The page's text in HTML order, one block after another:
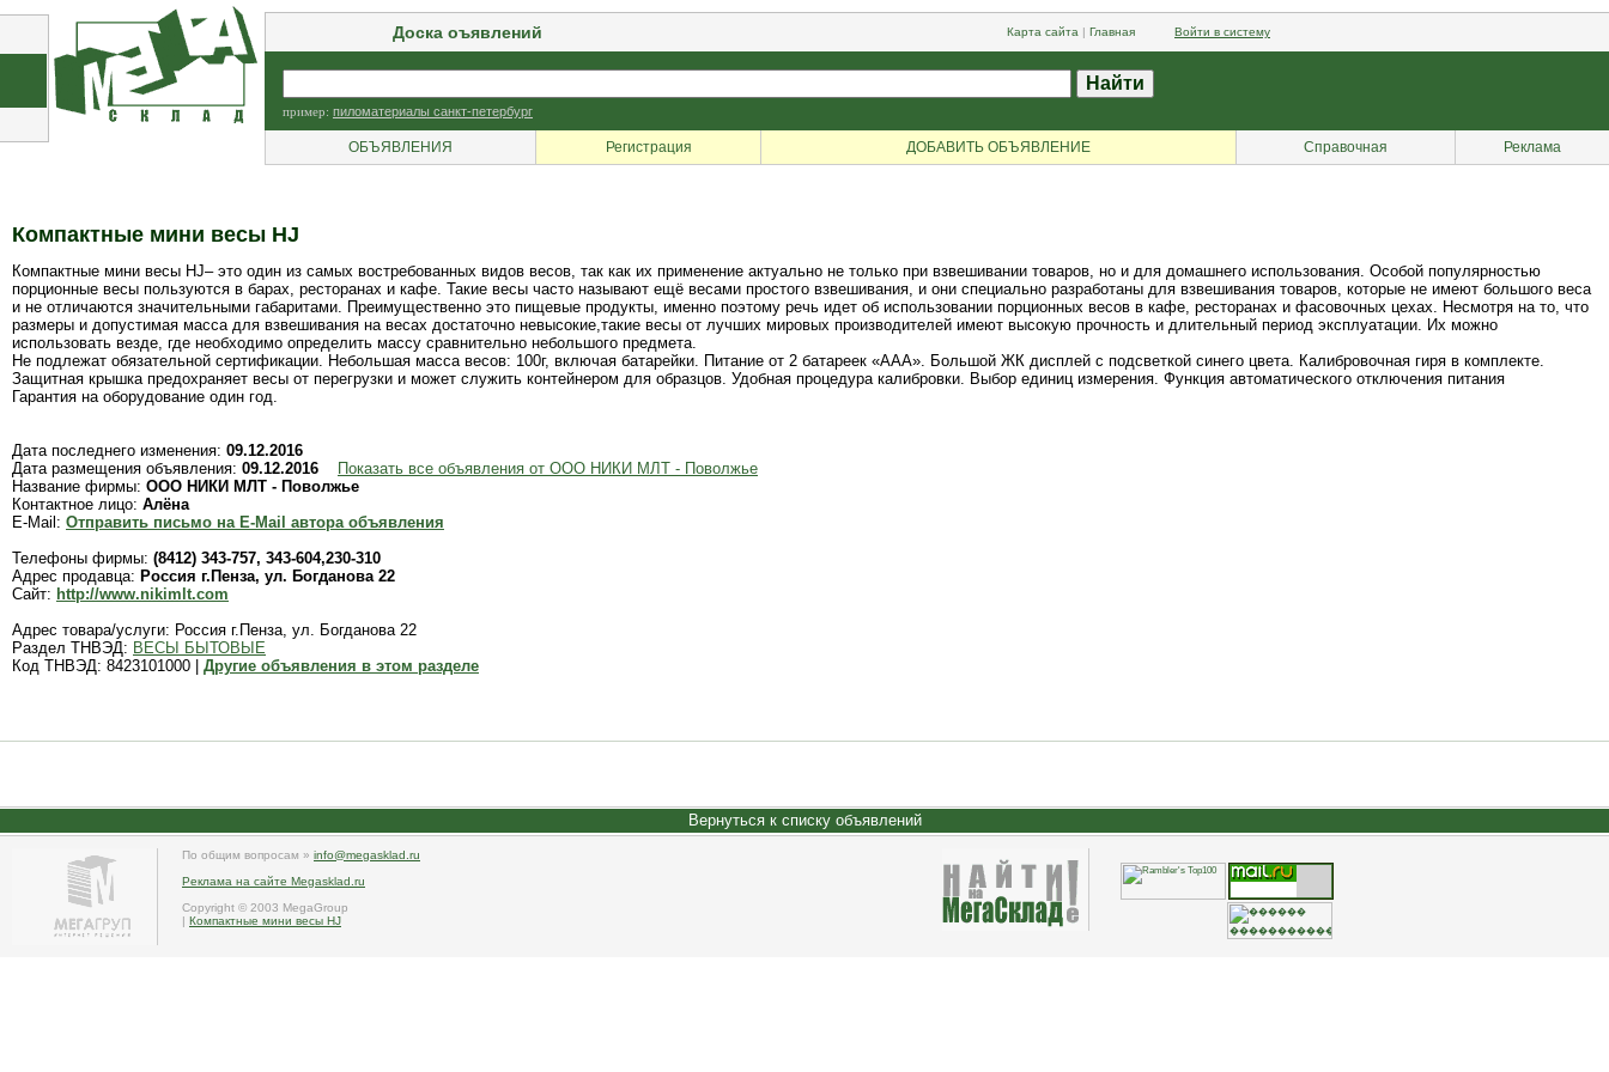
Доска оъявлений Карта сайта | Главная Войти в систему
пример: пиломатериалы санкт-петербург
ОБЪЯВЛЕНИЯ Регистрация ДОБАВИТЬ ОБЪЯВЛЕНИЕ Справочная Реклама
Компактные мини весы HJ
Компактные мини весы HJ– это один из самых востребованных видов весов, так как их применение актуально не только при взвешивании товаров, но и для домашнего использования. Особой популярностью
порционные весы пользуются в барах, ресторанах и кафе. Такие весы часто называют ещё весами простого взвешивания, и они специально разработаны для взвешивания товаров, которые не имеют большого веса
и не отличаются значительными габаритами. Преимущественно это пищевые продукты, именно поэтому речь идет об использовании порционных весов в кафе, ресторанах и фасовочных цехах. Несмотря на то, что
размеры и допустимая масса для взвешивания на весах достаточно невысокие,такие весы от лучших мировых производителей имеют высокую прочность и длительный период эксплуатации. Их можно
использовать везде, где необходимо определить массу сравнительно небольшого предмета.
Не подлежат обязательной сертификации. Небольшая масса весов: 100г, включая батарейки. Питание от 2 батареек «ААА». Большой ЖК дисплей с подсветкой синего цвета. Калибровочная гиря в комплекте.
Защитная крышка предохраняет весы от перегрузки и может служить контейнером для образцов. Удобная процедура калибровки. Выбор единиц измерения. Функция автоматического отключения питания
Гарантия на оборудование один год.
Дата последнего изменения: 09.12.2016
Дата размещения объявления: 09.12.2016
Показать все объявления от ООО НИКИ МЛТ - Поволжье
Название фирмы: ООО НИКИ МЛТ - Поволжье
Контактное лицо: Алёна
E-Mail: Отправить письмо на E-Mail автора объявления
Телефоны фирмы: (8412) 343-757, 343-604,230-310
Адрес продавца: Россия г.Пенза, ул. Богданова 22
Сайт: http://www.nikimlt.com
Адрес товара/услуги: Россия г.Пенза, ул. Богданова 22
Раздел ТНВЭД: ВЕСЫ БЫТОВЫЕ
Код ТНВЭД: 8423101000 | Другие объявления в этом разделе
Вернуться к списку объявлений
По общим вопросам » info@megasklad.ru
Реклама на сайте Megasklad.ru
Copyright © 2003 MegaGroup
| Компактные мини весы HJ